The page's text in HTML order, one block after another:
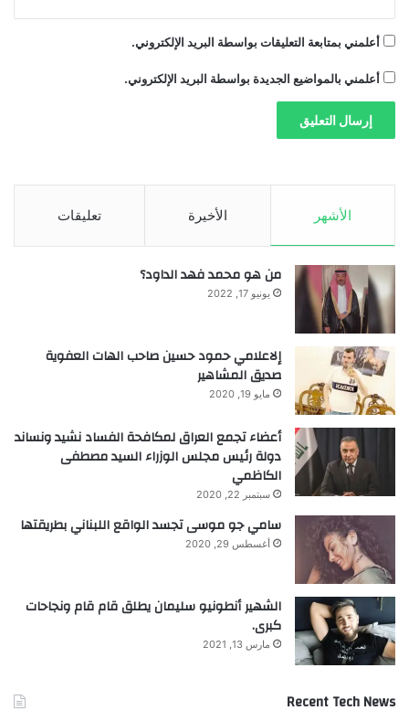
أعلمني بمتابعة التعليقات بواسطة البريد الإلكتروني.
أعلمني بالمواضيع الجديدة بواسطة البريد الإلكتروني.
الأشهر الأخيرة تعليقات
من هو محمد فهد الداود؟
يونيو 17, 2022
إلاعلامي حمود حسين صاحب الهات العفوية
صديق المشاهير
مايو 19, 2020
أعضاء تجمع العراق لمكافحة الفساد نشيد ونساند
دولة رئيس مجلس الوزراء السيد مصطفى
الكاظمي
سبتمبر 22, 2020
سامي جو موسى تجسد الواقع اللبناني بطريقتها
أغسطس 29, 2020
الشهير أنطونيو سليمان يطلق قام قام ونجاحات
كبرى.
مارس 13, 2021
Recent Tech News